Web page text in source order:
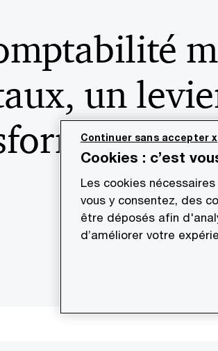
un
Cookies : c’est
Les cookies
vous y consentez, des
être déposés afin
d’améliorer votre
Continuer sans accepter x